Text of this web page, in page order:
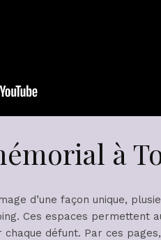
à
d’une façon unique,
Ces espaces permettent
défunt. Par ces